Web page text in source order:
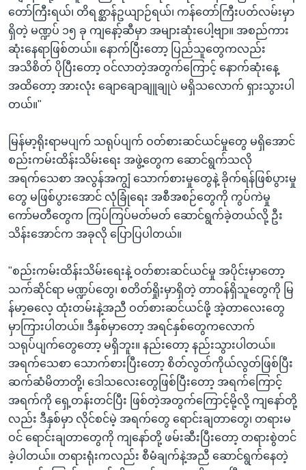
တော်ကြီးရယ်၊ တိရစ္ဆာန်ဥယျာဉ်ရယ်၊ ကန်တော်ကြီးပတ်လမ်းမှာ
ရှိတဲ့ မဏ္ဍပ် ၁၅ ခု ကျနော့်ဆီမှာ အများဆုံးပေါ့ဗျာ။ အစည်ကား
ဆုံးနေရာဖြစ်တယ်။ နောက်ပြီးတော့ ပြည်သူတွေကလည်း
အသိစိတ် ပိုပြီးတော့ ဝင်လာတဲ့အတွက်ကြောင့် နောက်ဆုံးနေ့
အထိတော့ အားလုံး ချောချောချူချုပဲ မရှိသလောက် ရှားသွားပါ
တယ်။"
မြန်မာ့ရိုးရာမပျက် သရုပ်ပျက် ဝတ်စားဆင်ယင်မှုတွေ မရှိအောင်
စည်းကမ်းထိန်းသိမ်းရေး အဖွဲ့တွေက ဆောင်ရွက်သလို
အရက်သေစာ အလွန်အကျွံ သောက်စားမှုတွေနဲ့ ခိုက်ရန်ဖြစ်ပွားမှု
တွေ မဖြစ်ပွားအောင် လုံခြုံရေး အစီအစဉ်တွေကို ကွပ်ကဲမှု
ကော်မတီတွေက ကြပ်ကြပ်မတ်မတ် ဆောင်ရွက်ခဲ့တယ်လို့ ဦး
သိန်းအောင်က အခုလို ပြောပြပါတယ်။
"စည်းကမ်းထိန်းသိမ်းရေးနဲ့ ဝတ်စားဆင်ယင်မှု အပိုင်းမှာတော့
သက်ဆိုင်ရာ မဏ္ဍပ်တွေ၊ စတိတ်ရှိုးမှာရှိတဲ့ တာဝန်ရှိသူတွေကို မြ
န်မာ့ဓလေ့ ထုံးတမ်းနဲ့အညီ ဝတ်စားဆင်ယင်ဖို့ အဲ့တာလေးတွေ
မှာကြားပါတယ်။ ဒီနှစ်မှာတော့ အရင်နှစ်တွေကလောက်
သရုပ်ပျက်တွေတော့ မရှိဘူး။ နည်းတော့ နည်းသွားပါတယ်။
အရက်သေစာ သောက်စားပြီးတော့ စိတ်လွတ်ကိုယ်လွတ်ဖြစ်ပြီး
ဆက်ဆံမိတာတို့၊ ဒေါသလေးတွေဖြစ်ပြီးတော့ အရက်ကြောင့်
အရက်ကို ရှေ့တန်းတင်ပြီး ဖြစ်တဲ့အတွက်ကြောင့်မို့လို့ ကျနော်တို့
လည်း ဒီနှစ်မှာ လိုင်စင်မဲ့ အရက်တွေ ရောင်းချတာတွေ၊ တရားမ
ဝင် ရောင်းချတာတွေကို ကျနော်တို့ ဖမ်းဆီးပြီးတော့ တရားစွဲတင်
ခဲ့ပါတယ်။ တရားရုံးကလည်း စီမံချက်နဲ့အညီ ဆောင်ရွက်နေတဲ့